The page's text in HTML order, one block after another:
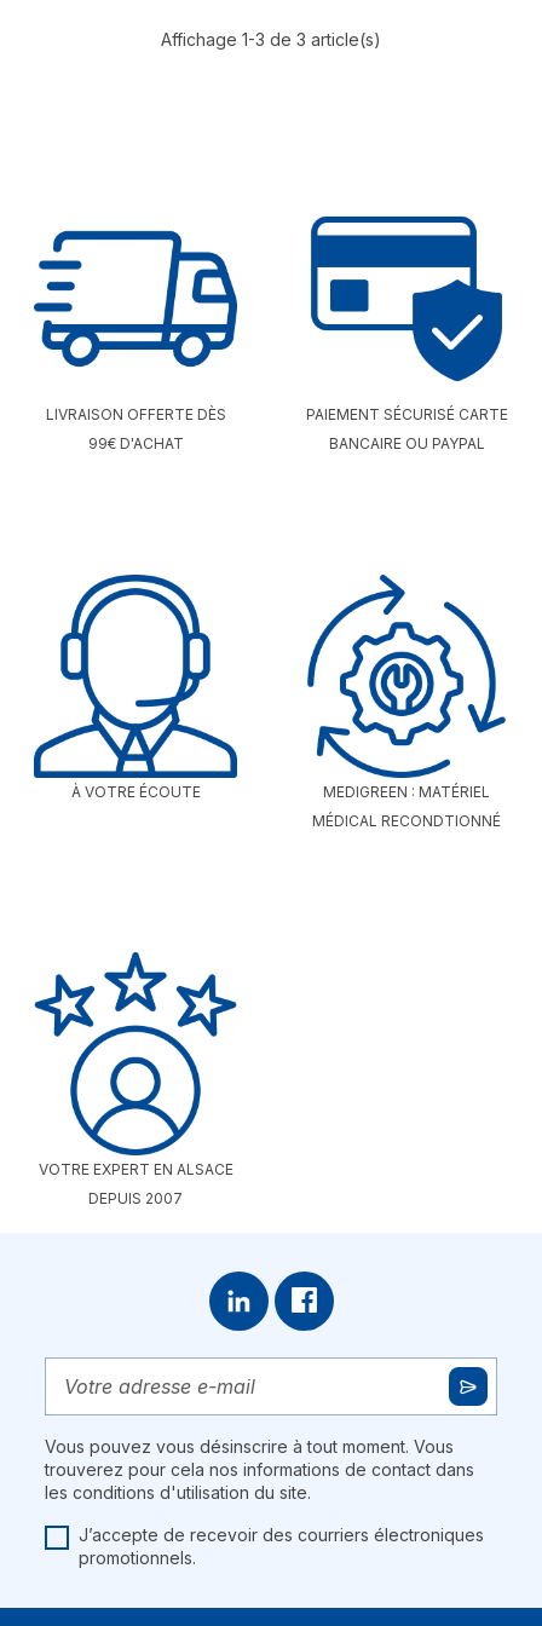
et suit les mouvements du
corps en toute flexibilité. DotéeAffichage 1-3 de 3 article(s)
LIVRAISON OFFERTE DÈS
99€ D'ACHAT
PAIEMENT SÉCURISÉ CARTE
BANCAIRE OU PAYPAL
À VOTRE ÉCOUTE
MEDIGREEN : MATÉRIEL
MÉDICAL RECONDTIONNÉ
VOTRE EXPERT EN ALSACE
DEPUIS 2007
Vous pouvez vous désinscrire à tout moment. Vous
trouverez pour cela nos informations de contact dans
les conditions d'utilisation du site.
J’accepte de recevoir des courriers électroniques
promotionnels.